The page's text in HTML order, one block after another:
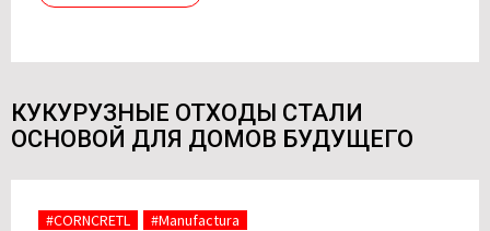
КУКУРУЗНЫЕ ОТХОДЫ СТАЛИ
ОСНОВОЙ ДЛЯ ДОМОВ БУДУЩЕГО
#CORNCRETL
#Manufactura